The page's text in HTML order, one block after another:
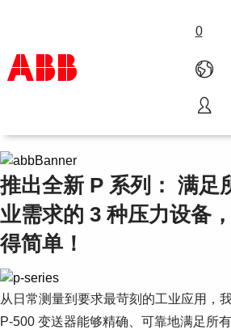
0
产品和解决方案
行业
服务
关于ABB
Where to buy
联系我们
职业
推出全新 P 系列： 满足
业需求的 3 种压力设备
得简单！
从日常测量到要求最苛刻的工业应用，
P-500 变送器能够精确、可靠地满足所